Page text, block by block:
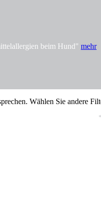
beim Hund" mehr
Wählen Sie andere